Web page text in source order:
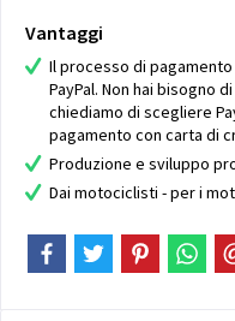
Vantaggi
Il processo di
PayPal. Non hai bisogno
chiediamo di scegliere
pagamento con carta di
Produzione e sviluppo
Dai motociclisti - per i